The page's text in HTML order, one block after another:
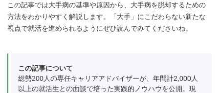
この記事では大手病の基準や原因から、大手病を脱却するための
方法をわかりやすく解説します。「大手」にこだわらない新たな
視点で就活を進められるようにぜひ読んでみてくださいね。
この記事について
総勢200人の専任キャリアアドバイザーが、年間計2,000人
以上の就活生との面談で培った実践的ノウハウを公開。現